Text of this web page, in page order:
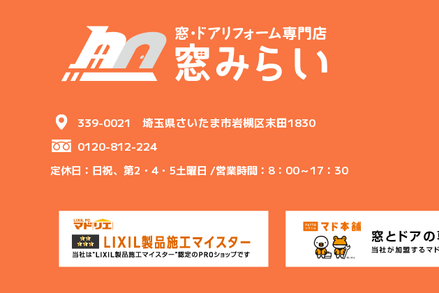
339-0021 埼玉県さいたま市岩槻区末田1830
0120-812-224
定休日：日祝、第2・4・5土曜日 /営業時間：8：00～17：30